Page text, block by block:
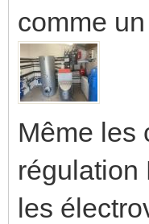
comme
Même les
régulation
les